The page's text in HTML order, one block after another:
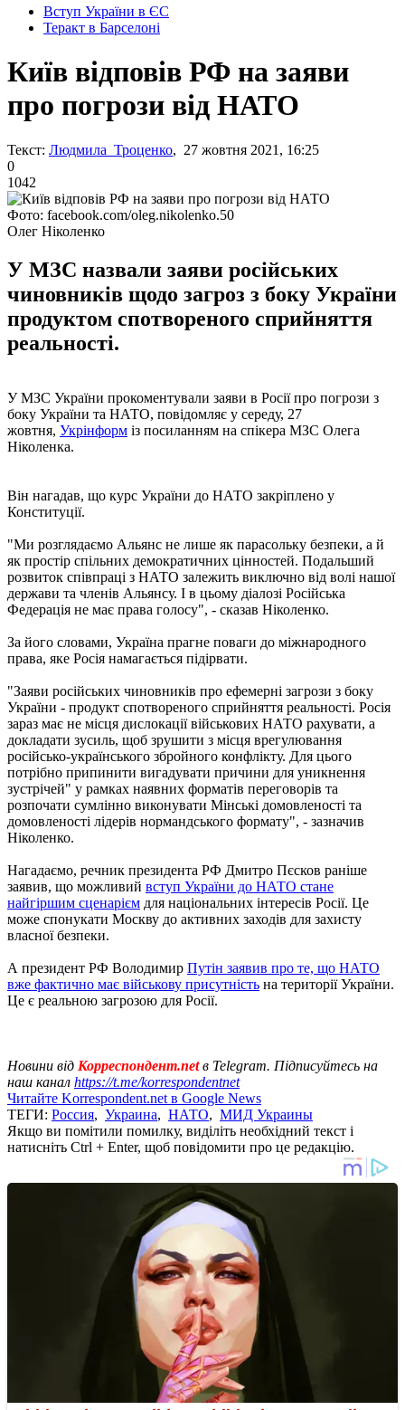
Вступ України в ЄС
Теракт в Барселоні
Київ відповів РФ на заяви
про погрози від НАТО
Текст: Людмила Троценко, 27 жовтня 2021, 16:25
0
1042
Фото: facebook.com/oleg.nikolenko.50
Олег Ніколенко
У МЗС назвали заяви російських
чиновників щодо загроз з боку України
продуктом спотвореного сприйняття
реальності.
У МЗС України прокоментували заяви в Росії про погрози з
боку України та НАТО, повідомляє у середу, 27
жовтня, Укрінформ із посиланням на спікера МЗС Олега
Ніколенка.
Він нагадав, що курс України до НАТО закріплено у
Конституції.
"Ми розглядаємо Альянс не лише як парасольку безпеки, а й
як простір спільних демократичних цінностей. Подальший
розвиток співпраці з НАТО залежить виключно від волі нашої
держави та членів Альянсу. І в цьому діалозі Російська
Федерація не має права голосу", - сказав Ніколенко.
За його словами, Україна прагне поваги до міжнародного
права, яке Росія намагається підірвати.
"Заяви російських чиновників про ефемерні загрози з боку
України - продукт спотвореного сприйняття реальності. Росія
зараз має не місця дислокації військових НАТО рахувати, а
докладати зусиль, щоб зрушити з місця врегулювання
російсько-українського збройного конфлікту. Для цього
потрібно припинити вигадувати причини для уникнення
зустрічей" у рамках наявних форматів переговорів та
розпочати сумлінно виконувати Мінські домовленості та
домовленості лідерів нормандського формату", - зазначив
Ніколенко.
Нагадаємо, речник президента РФ Дмитро Пєсков раніше
заявив, що можливий вступ України до НАТО стане
найгіршим сценарієм для національних інтересів Росії. Це
може спонукати Москву до активних заходів для захисту
власної безпеки.
А президент РФ Володимир Путін заявив про те, що НАТО
вже фактично має військову присутність на території України.
Це є реальною загрозою для Росії.
Новини від Корреспондент.netв Telegram. Підписуйтесь на
наш канал https://t.me/korrespondentnet
Читайте Korrespondent.net в Google News
ТЕГИ: Россия, Украина, НАТО, МИД Украины
Якщо ви помітили помилку, виділіть необхідний текст і
натисніть Ctrl + Enter, щоб повідомити про це редакцію.